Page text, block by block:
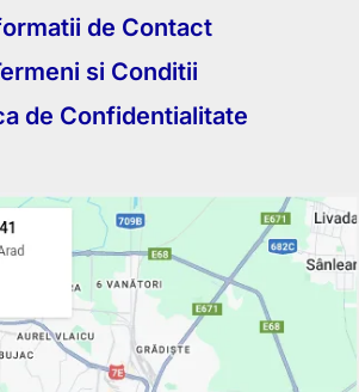
de Contact
si Conditii
de Confidentialitate